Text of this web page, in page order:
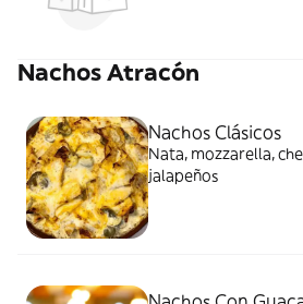
Nachos Atracón
Nachos Clásicos
Nata, mozzarella,
jalapeños